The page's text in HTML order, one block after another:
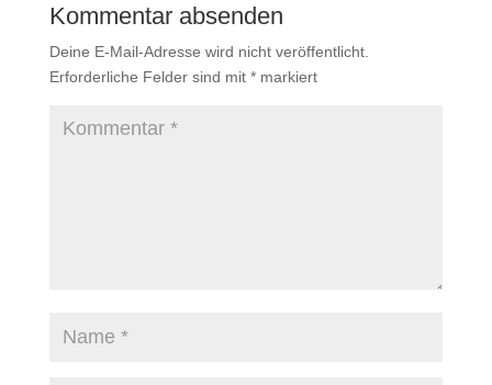
Kommentar absenden
Deine E-Mail-Adresse wird nicht veröffentlicht.
Erforderliche Felder sind mit *markiert